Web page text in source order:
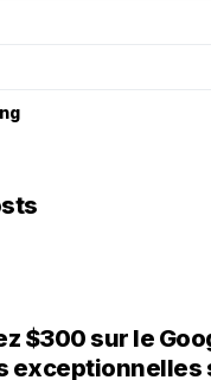
$300 sur le
exceptionnelles